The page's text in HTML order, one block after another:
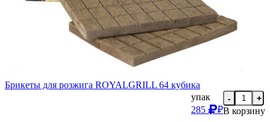
Брикеты для розжига ROYALGRILL 64 кубика
упак
285
₽
- +
В корзину